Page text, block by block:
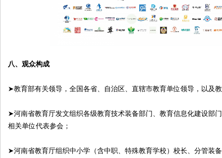
八、观众构成
➤教育部有关领导，全国各省、自治区、直辖市教育单位领导，以及
➤河南省教育厅发文组织各级教育技术装备部门、教育信息化建设部
相关单位代表参会；
➤河南省教育厅组织中小学（含中职、特殊教育学校）校长、分管装